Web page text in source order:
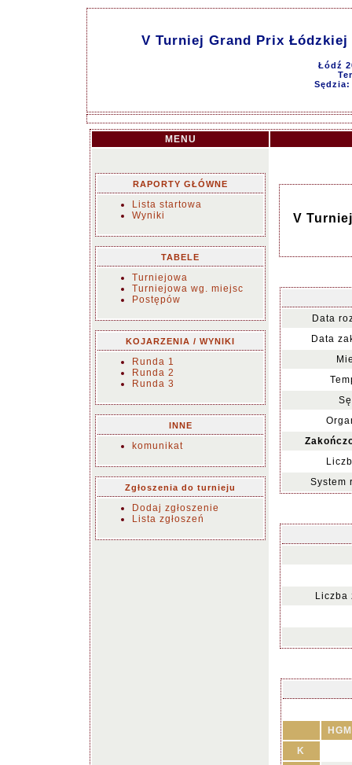
V Turniej Grand Prix Łódzkiej
Łódź
MENU
RAPORTY GŁÓWNE
Lista startowa
Wyniki
TABELE
Turniejowa
Turniejowa wg. miejsc
Postępów
KOJARZENIA / WYNIKI
Runda 1
Runda 2
Runda 3
INNE
komunikat
Zgłoszenia do turnieju
Dodaj zgłoszenie
Lista zgłoszeń
V
Data
Data
System
Liczba
HGM
K